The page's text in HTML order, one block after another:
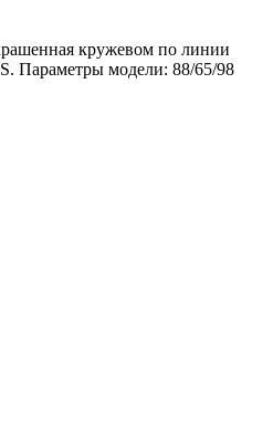
кружевом по линии
Параметры модели: 88/65/98